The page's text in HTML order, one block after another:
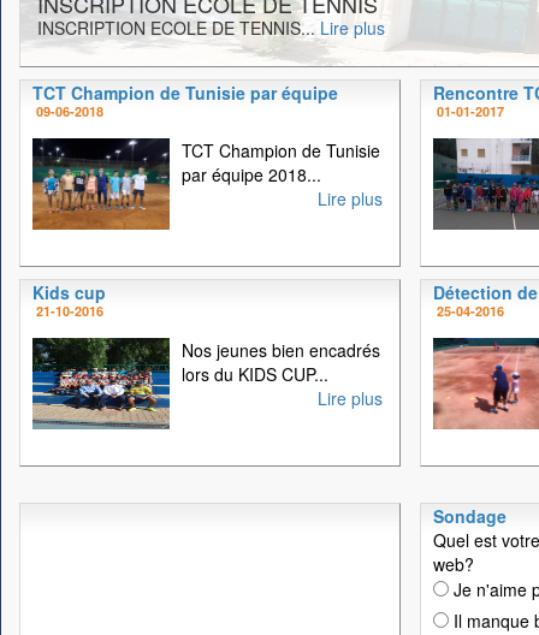
INSCRIPTION ECOLE DE TENNIS... Lire plus
TCT Champion de Tunisie par équipe
09-06-2018
TCT Champion de Tunisie
par équipe 2018...
Lire plus
Rencontre
01-01-2017
Kids cup
21-10-2016
Nos jeunes bien encadrés
lors du KIDS CUP...
Lire plus
Détection
25-04-2016
Sondage
Quel est
web?
Je n'aime
Il manque